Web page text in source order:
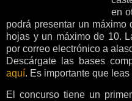
en
podrá presentar un
hojas y un máximo de 10.
por correo electrónico a
Descárgate las bases
aquí. Es importante que
El concurso tiene un